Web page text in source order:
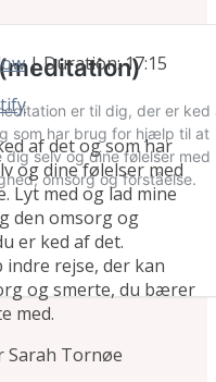
|Duration: 17:15
af det og som har
og dine følelser med
Lyt med og lad mine
den omsorg og
er ked af det.
rejse, der kan
og smerte, du bærer
med.
Sarah Tornøe